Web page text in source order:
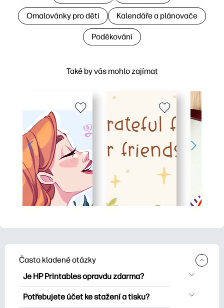
Také by vás mohlo zajímat
Omalovánky pro děti Kalendáře a plánovače
Poděkování
Často kladené otázky
Je HP Printables opravdu zdarma?
HP Printables nabízí více než 2500
bezplatných tisknutelných položek ke
Potřebujete účet ke stažení a tisku?